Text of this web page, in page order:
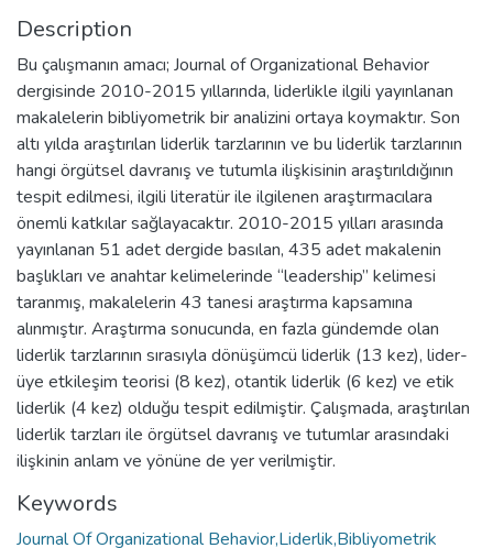
Description
Bu çalışmanın amacı; Journal of Organizational Behavior
dergisinde 2010-2015 yıllarında, liderlikle ilgili yayınlanan
makalelerin bibliyometrik bir analizini ortaya koymaktır. Son
altı yılda araştırılan liderlik tarzlarının ve bu liderlik tarzlarının
hangi örgütsel davranış ve tutumla ilişkisinin araştırıldığının
tespit edilmesi, ilgili literatür ile ilgilenen araştırmacılara
önemli katkılar sağlayacaktır. 2010-2015 yılları arasında
yayınlanan 51 adet dergide basılan, 435 adet makalenin
başlıkları ve anahtar kelimelerinde “leadership” kelimesi
taranmış, makalelerin 43 tanesi araştırma kapsamına
alınmıştır. Araştırma sonucunda, en fazla gündemde olan
liderlik tarzlarının sırasıyla dönüşümcü liderlik (13 kez), lider-
üye etkileşim teorisi (8 kez), otantik liderlik (6 kez) ve etik
liderlik (4 kez) olduğu tespit edilmiştir. Çalışmada, araştırılan
liderlik tarzları ile örgütsel davranış ve tutumlar arasındaki
ilişkinin anlam ve yönüne de yer verilmiştir.
Keywords
Journal Of Organizational Behavior,Liderlik,Bibliyometrik